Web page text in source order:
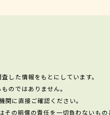
した情報をもとにしています。
のではありません。
に直接ご確認ください。
の賠償の責任を一切負わないもの